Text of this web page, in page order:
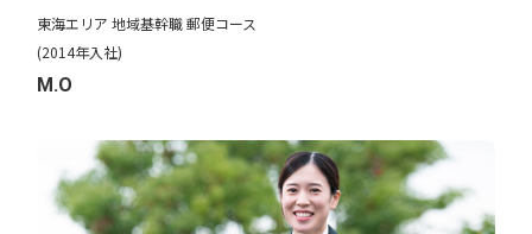
東海エリア 地域基幹職 郵便コース
(2014年入社)
M.O